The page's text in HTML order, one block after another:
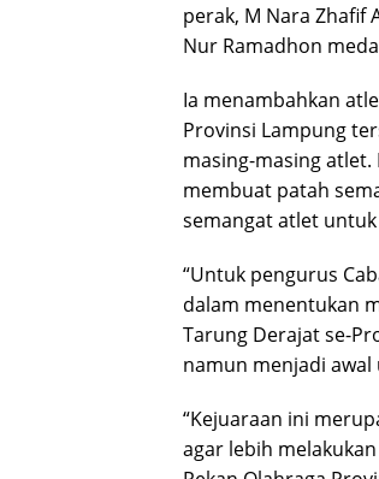
perak, M Nara Zhafif
Nur Ramadhon
Ia menambahkan
Provinsi Lampung
masing-masing
membuat patah
semangat atlet
“Untuk pengurus
dalam menentukan
Tarung Derajat se-
namun menjadi awal
“Kejuaraan ini
agar lebih